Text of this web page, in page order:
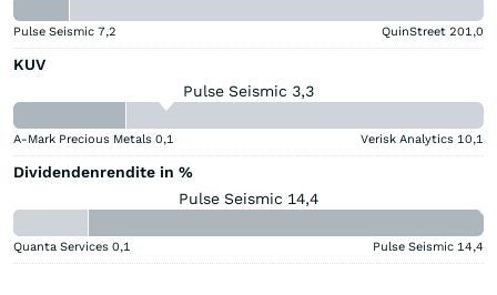
Pulse Seismic 7,2 QuinStreet 201,0
KUV
Pulse Seismic 3,3
A-Mark Precious Metals 0,1 Verisk Analytics 10,1
Dividendenrendite in %
Pulse Seismic 14,4
Quanta Services 0,1 Pulse Seismic 14,4